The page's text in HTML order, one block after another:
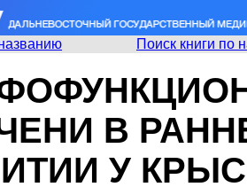
Поиск книги по
В
У